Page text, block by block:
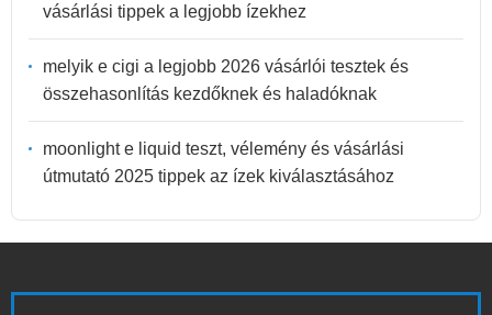
vásárlási tippek a legjobb ízekhez
melyik e cigi a legjobb 2026 vásárlói tesztek és
összehasonlítás kezdőknek és haladóknak
moonlight e liquid teszt, vélemény és vásárlási
útmutató 2025 tippek az ízek kiválasztásához